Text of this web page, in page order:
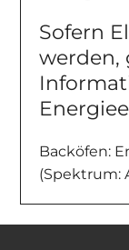
Sofern
werden,
Backöfen:
(Spektrum: